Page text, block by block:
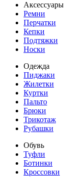
Аксессуары
Ремни
Перчатки
Кепки
Подтяжки
Носки
Одежда
Пиджаки
Жилетки
Куртки
Пальто
Брюки
Трикотаж
Рубашки
Обувь
Туфли
Ботинки
Кроссовки